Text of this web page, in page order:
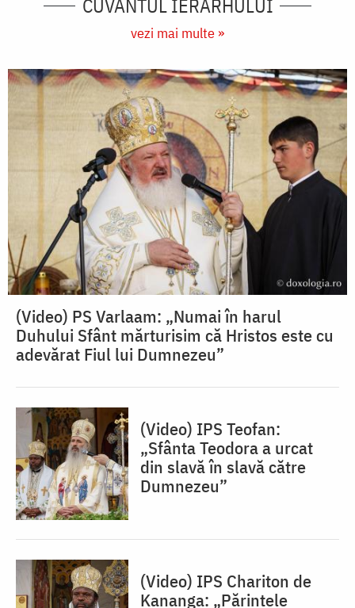
CUVÂNTUL IERARHULUI
vezi mai multe »
(Video) PS Varlaam: „Numai în harul
Duhului Sfânt mărturisim că Hristos este cu
adevărat Fiul lui Dumnezeu”
(Video) IPS Teofan:
„Sfânta Teodora a urcat
din slavă în slavă către
Dumnezeu”
(Video) IPS Chariton de
Kananga: „Părintele